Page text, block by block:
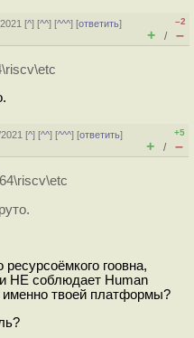
[^] [^^] [^^^] [ответить]
–2
+ / –
[^] [^^] [^^^] [ответить]
+5
+ / –
гоовна,
НЕ соблюдает Human
именно твоей платформы?